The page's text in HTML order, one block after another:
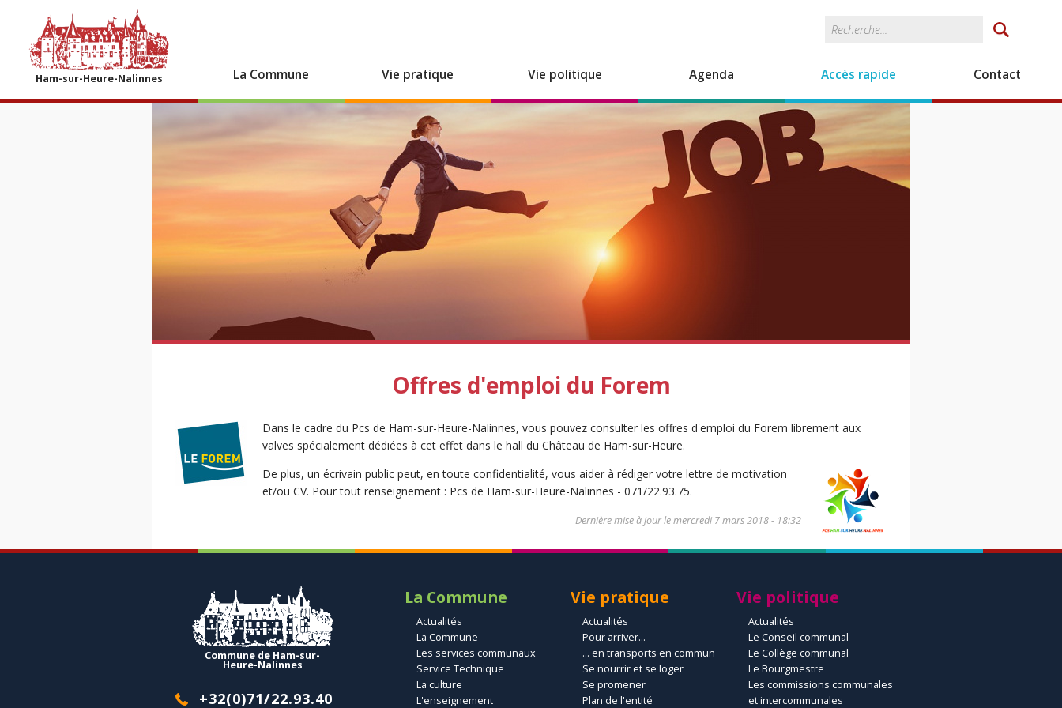
Ham-sur-Heure-Nalinnes La Commune Vie pratique Vie politique Agenda Accès rapide Contact
Formulaire de
recherche
Offres d'emploi du Forem
Dans le cadre du Pcs de Ham-sur-Heure-Nalinnes, vous pouvez consulter les offres d'emploi du Forem librement aux
valves spécialement dédiées à cet effet dans le hall du Château de Ham-sur-Heure.
De plus, un écrivain public peut, en toute confidentialité, vous aider à rédiger votre lettre de motivation
et/ou CV. Pour tout renseignement : Pcs de Ham-sur-Heure-Nalinnes - 071/22.93.75.
Dernière mise à jour lemercredi 7 mars 2018 - 18:32
Commune de Ham-sur-
Heure-Nalinnes
+32(0)71/22.93.40
La Commune
Actualités
La Commune
Les services communaux
Service Technique
La culture
L'enseignement
Vie pratique
Actualités
Pour arriver...
... en transports en commun
Se nourrir et se loger
Se promener
Plan de l'entité
Vie politique
Actualités
Le Conseil communal
Le Collège communal
Le Bourgmestre
Les commissions communales
et intercommunales